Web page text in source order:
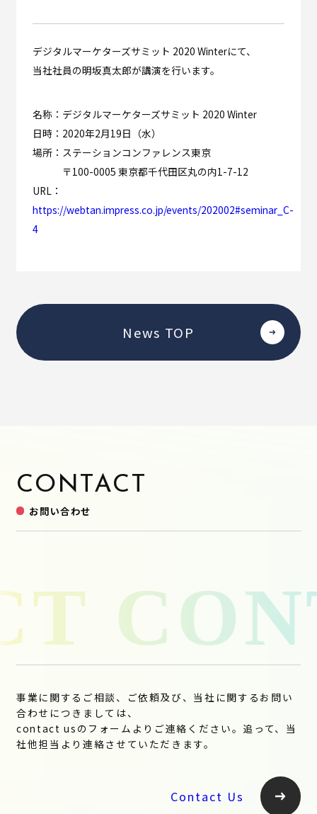
デジタルマーケターズサミット 2020 Winterにて、
当社社員の明坂真太郎が講演を行います。
名称：デジタルマーケターズサミット 2020 Winter
日時：2020年2月19日（水）
場所：ステーションコンファレンス東京
〒100-0005 東京都千代田区丸の内1-7-12
URL：
https://webtan.impress.co.jp/events/202002#seminar_C-
4
News TOP
CONTACT
お問い合わせ
事業に関するご相談、ご依頼及び、当社に関するお問い
合わせにつきましては、
contact usのフォームよりご連絡ください。追って、当
社他担当より連絡させていただきます。
Contact Us